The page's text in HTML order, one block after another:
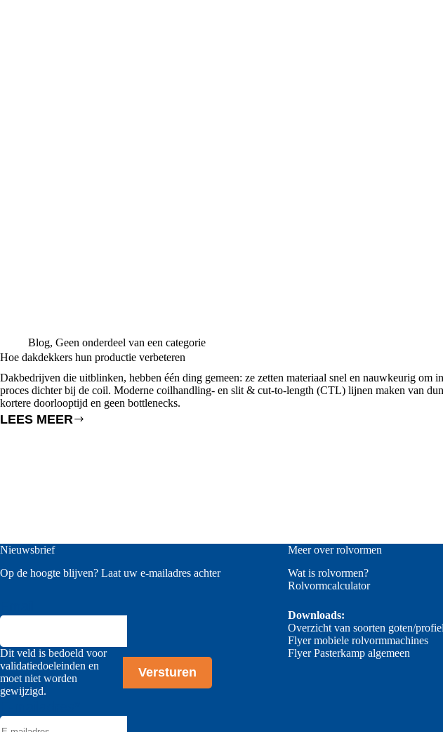
Blog, Geen onderdeel van een categorie
Hoe dakdekkers hun productie verbeteren
Dakbedrijven die uitblinken, hebben één ding gemeen: ze zetten materiaal snel en nauwkeurig
proces dichter bij de coil. Moderne coilhandling- en slit & cut-to-length (CTL) lijnen maken van
kortere doorlooptijd en geen bottlenecks.
LEES MEER
HOE
Nieuwsbrief
Op de hoogte blijven? Laat uw e-mailadres achter
Dit veld is bedoeld voor
validatiedoeleinden en
moet niet worden
gewijzigd.
Meer over rolvormen
Wat is rolvormen?
Rolvormcalculator
Downloads:
Overzicht van soorten goten/
Flyer mobiele rolvormmachines
Flyer Pasterkamp algemeen